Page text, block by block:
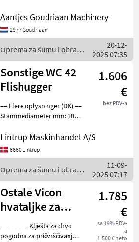
260 mm • Voorzien van
langzaam verkeer
onderstel • Brede banden
Aantjes Goudriaan Machinery
2977 Goudriaan
Oprema za šumu i obradu
drveta / Sonstige
20-12-
2025 07:35
Sonstige WC 42
Flishugger
1.606
€
bez PDV-a
== Flere oplysninger (DK) ==
Stammediameter mm: 100
Fabriksny DK-Tec WC-42
flishugger til max 10cm
stammer. Vi har dem på
Lintrup Maskinhandel A/S
6660 Lintrup
Oprema za šumu i obradu
drveta / Sonstige
11-09-
2025 07:17
Ostale Vicon
hvataljke za
1.785
€
sa 19% PDV-
a
1.500 € neto
________ Klješta za drvo
pogodna za pričvršćivanje